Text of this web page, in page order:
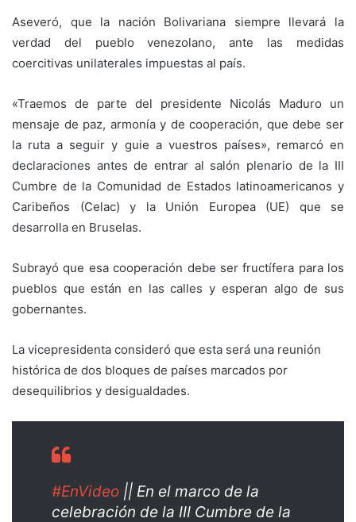
Aseveró, que la nación Bolivariana siempre llevará la
verdad del pueblo venezolano, ante las medidas
coercitivas unilaterales impuestas al país.
«Traemos de parte del presidente Nicolás Maduro un
mensaje de paz, armonía y de cooperación, que debe ser
la ruta a seguir y guie a vuestros países», remarcó en
declaraciones antes de entrar al salón plenario de la III
Cumbre de la Comunidad de Estados latinoamericanos y
Caribeños (Celac) y la Unión Europea (UE) que se
desarrolla en Bruselas.
Subrayó que esa cooperación debe ser fructífera para los
pueblos que están en las calles y esperan algo de sus
gobernantes.
La vicepresidenta consideró que esta será una reunión
histórica de dos bloques de países marcados por
desequilibrios y desigualdades.
#EnVideo || En el marco de la
celebración de la III Cumbre de la